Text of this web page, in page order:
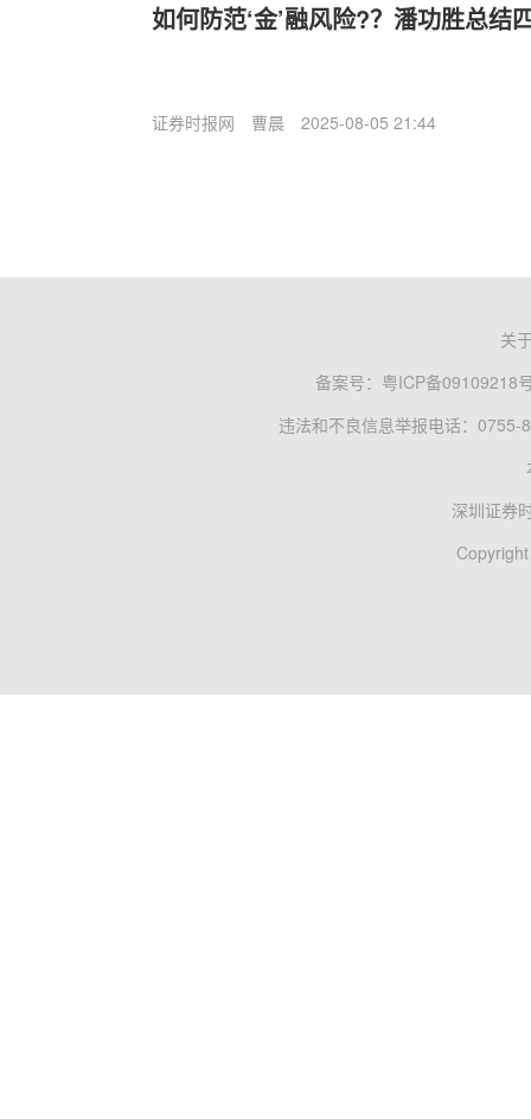
如何防范‘金’融风险?？潘功胜总结
证券时报网 曹晨 2025-08-05 21:44
关
备案号： 粤ICP备09109218
违法和不良信息举报电话：0755-
深圳证券